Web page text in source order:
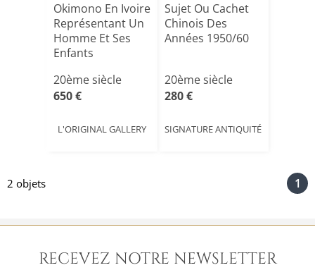
Okimono En Ivoire
Représentant Un
Homme Et Ses
Enfants
20ème siècle
650 €
L'ORIGINAL GALLERY
Sujet Ou Cachet
Chinois Des
Années 1950/60
20ème siècle
280 €
SIGNATURE ANTIQUITÉ
2 objets 1
RECEVEZ NOTRE NEWSLETTER